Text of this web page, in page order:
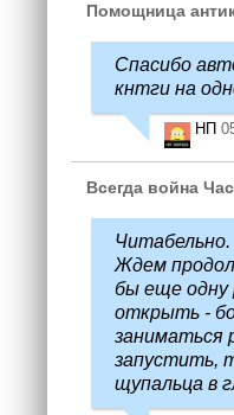
Помощница
Спасибо
кнтги на
НП
Всегда война
Читабельно.
Ждем
бы еще одну
открыть -
заниматься
запустить,
щупальца в